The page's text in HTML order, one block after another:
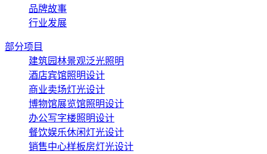
品牌故事
行业发展
部分项目
建筑园林景观泛光照明
酒店宾馆照明设计
商业卖场灯光设计
博物馆展览馆照明设计
办公写字楼照明设计
餐饮娱乐休闲灯光设计
销售中心样板房灯光设计